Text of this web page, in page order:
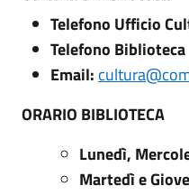
Telefono Ufficio
Telefono
Email:
ORARIO BIBLIOTECA
Lunedì,
Martedì e